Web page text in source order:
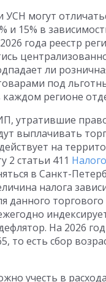
УСН могут
и 15% в
года реестр
ли
под
регионе
утратившие
выплачивать
на
2 статьи 411
в Санкт-
налога
данного
На 2026
то есть сбор
учесть в